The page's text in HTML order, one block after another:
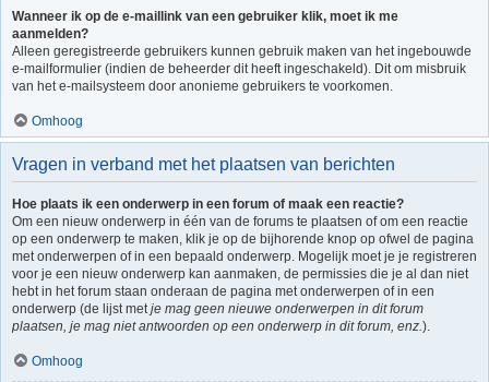
Wanneer ik op de e-maillink van een gebruiker klik, moet ik me
aanmelden?
Alleen geregistreerde gebruikers kunnen gebruik maken van het ingebouwde
e-mailformulier (indien de beheerder dit heeft ingeschakeld). Dit om misbruik
van het e-mailsysteem door anonieme gebruikers te voorkomen.
Omhoog
Vragen in verband met het plaatsen van berichten
Hoe plaats ik een onderwerp in een forum of maak een reactie?
Om een nieuw onderwerp in één van de forums te plaatsen of om een reactie
op een onderwerp te maken, klik je op de bijhorende knop op ofwel de pagina
met onderwerpen of in een bepaald onderwerp. Mogelijk moet je je registreren
voor je een nieuw onderwerp kan aanmaken, de permissies die je al dan niet
hebt in het forum staan onderaan de pagina met onderwerpen of in een
onderwerp (de lijst metje mag geen nieuwe onderwerpen in dit forum
plaatsen, je mag niet antwoorden op een onderwerp in dit forum, enz.).
Omhoog